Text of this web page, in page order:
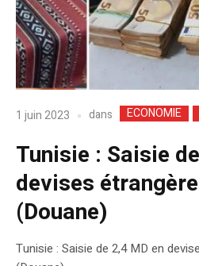
1 juin 2023 dans ECONOMIE
Tunisie : Saisie
devises
(Douane)
Tunisie : Saisie de 2,4 MD en